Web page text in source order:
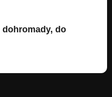
dohromady, do